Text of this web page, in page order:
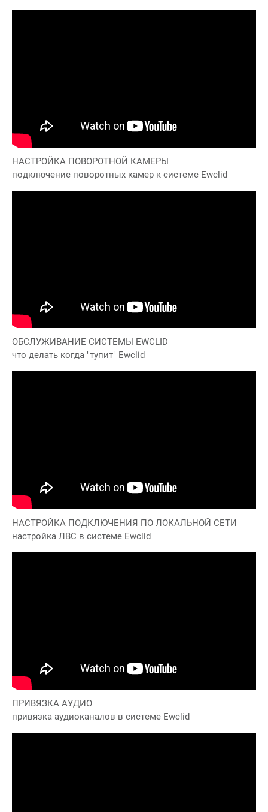
НАСТРОЙКА ПОВОРОТНОЙ КАМЕРЫ
подключение поворотных камер к системе Ewclid
ОБСЛУЖИВАНИЕ СИСТЕМЫ EWCLID
что делать когда "тупит" Ewclid
НАСТРОЙКА ПОДКЛЮЧЕНИЯ ПО ЛОКАЛЬНОЙ СЕТИ
настройка ЛВС в системе Ewclid
ПРИВЯЗКА АУДИО
привязка аудиоканалов в системе Ewclid